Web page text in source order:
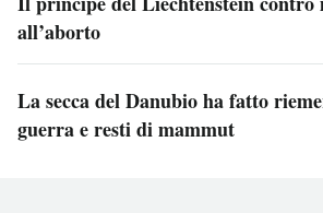
all’aborto
La secca del Danubio ha fatto
guerra e resti di mammut